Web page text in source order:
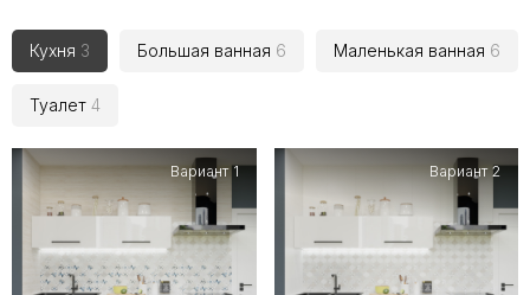
Кухня 3 Большая ванная 6 Маленькая ванная 6
Туалет 4
Вариант 1 Вариант 2